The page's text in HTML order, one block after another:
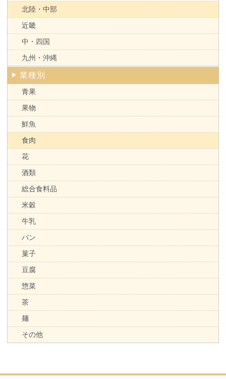
北陸・中部
近畿
中・四国
九州・沖縄
業種別
青果
果物
鮮魚
食肉
花
酒類
総合食料品
米穀
牛乳
パン
菓子
豆腐
惣菜
茶
麺
その他